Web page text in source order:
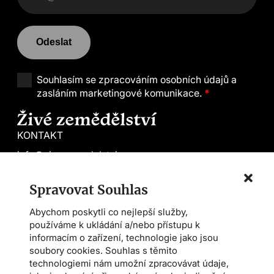
Spravovat Souhlas
Abychom poskytli co nejlepší služby,
používáme k ukládání a/nebo přístupu k
informacím o zařízení, technologie jako jsou
soubory cookies. Souhlas s těmito
technologiemi nám umožní zpracovávat údaje,
KONTAKT
info@zivezemedelstvi.cz
Demeter CS
Farmářská škola
Asociace AMPI
Odeslat
Souhlasím se zpracováním osobních údajů a
zasláním marketingové komunikace. *